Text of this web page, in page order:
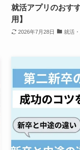
就活アプリのおす
用】
2026年7月28日 就活